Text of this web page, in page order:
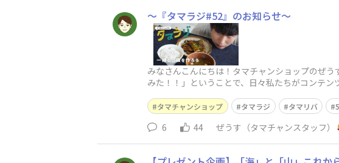
〜『タマラジ#52』のお知らせ〜
みなさんこんにちは！タマチャンショップのぜ
みた！！」ということで、日々私たちがコンテ
タマチャンショップ タマラジ タマリバ
6 44 ぜうす（タマチャンスタッフ）